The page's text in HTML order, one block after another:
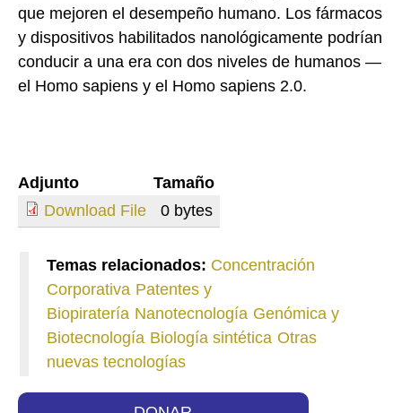
que mejoren el desempeño humano. Los fármacos
y dispositivos habilitados nanológicamente podrían
conducir a una era con dos niveles de humanos —
el Homo sapiens y el Homo sapiens 2.0.
Adjunto
Tamaño
Download File
0 bytes
Temas relacionados: Concentración
Corporativa Patentes y
Biopiratería Nanotecnología Genómica y
Biotecnología Biología sintética Otras
nuevas tecnologías